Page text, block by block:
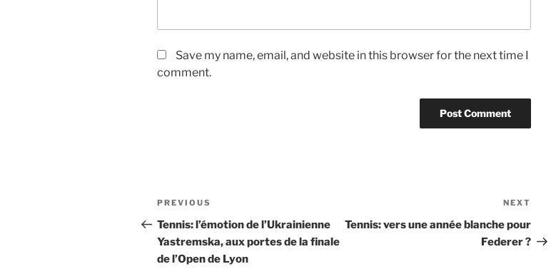
Save my name, email, and website in this browser for the next time I
comment.
Post
navigation
Previous
Post
PREVIOUS
Tennis: l’émotion de l’Ukrainienne
Yastremska, aux portes de la finale
de l’Open de Lyon
Post
NEXT
Tennis: vers une année blanche pour
Federer ?